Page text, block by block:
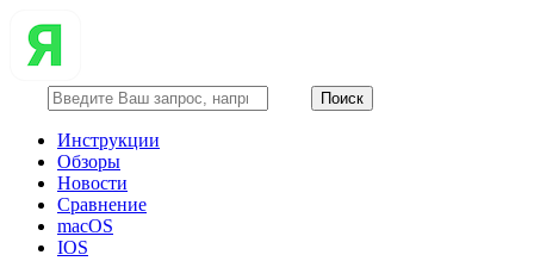
Инструкции
Обзоры
Новости
Сравнение
macOS
IOS